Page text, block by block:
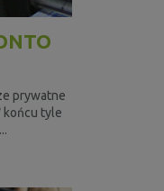
prywatne
końcu tyle